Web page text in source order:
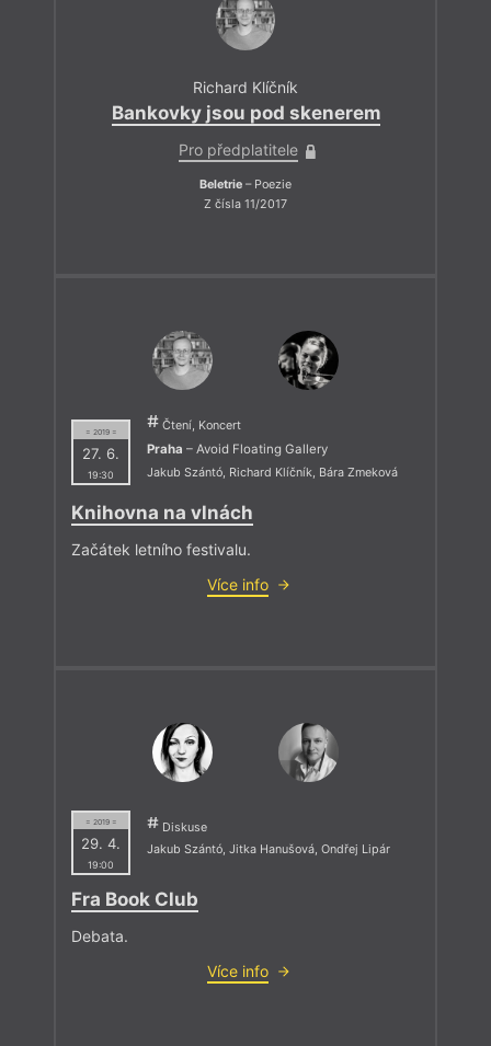
Richard Klíčník
Bankovky jsou pod skenerem
Pro předplatitele
Beletrie – Poezie
Z čísla 11/2017
= 2019 =
27. 6.
19:30
Čtení, Koncert
Praha – Avoid Floating Gallery
Jakub Szántó, Richard Klíčník, Bára Zmeková
Knihovna na vlnách
Začátek letního festivalu.
Více info
= 2019 =
29. 4.
19:00
Diskuse
Jakub Szántó, Jitka Hanušová, Ondřej Lipár
Fra Book Club
Debata.
Více info